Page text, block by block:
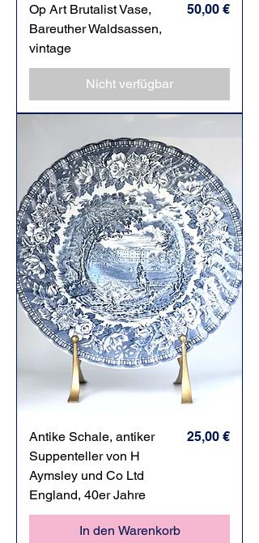
Op Art Brutalist Vase,
Bareuther Waldsassen,
vintage
Preis
50,00 €
Nicht verfügbar
Antike Schale, antiker
Suppenteller von H
Aymsley und Co Ltd
England, 40er Jahre
Preis
25,00 €
In den Warenkorb